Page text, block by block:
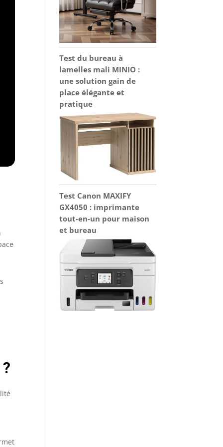
Test du bureau à
lamelles mali MINIO :
une solution gain de
place élégante et
pratique
Test Canon MAXIFY
GX4050 : imprimante
tout-en-un pour maison
et bureau